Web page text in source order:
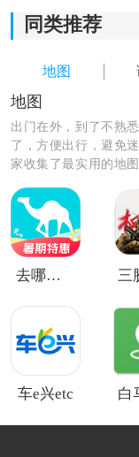
同类推荐
地图
地图
出门在外，到了不熟
了，方便出行，避免
家收集了最实用的地
去哪儿网手机客户端
车e兴etc